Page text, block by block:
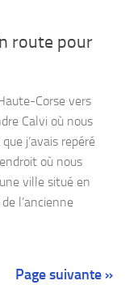
route pour
Corse vers
Calvi où nous
j’avais repéré
où nous
ville situé en
l’ancienne
Page suivante »